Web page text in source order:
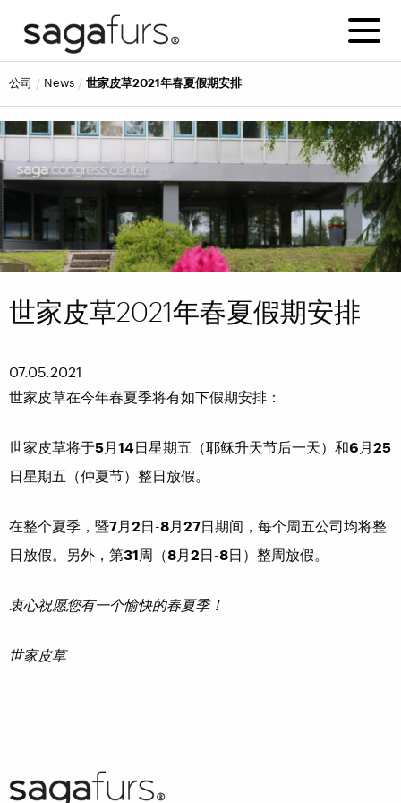
公司 news 世家皮草2021年春夏假期安排
世家皮草2021年春夏假期安排
07.05.2021
世家皮草在今年春夏季将有如下假期安排：
世家皮草将于5月14日星期五（耶稣升天节后一天）和6 月25
日星期五（仲夏节）整日放假。
在整个夏季，暨7月2日-8月27日期间，每个周五公司均将整
日放假。另外，第31周（8月2日-8日）整周放假。
衷心祝愿您有一个愉快的春夏季！
世家皮草